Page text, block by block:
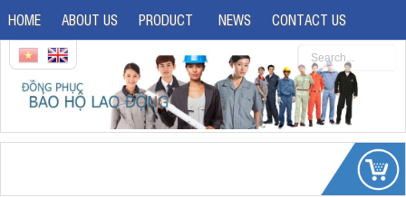
HOME ABOUT US PRODUCT NEWS CONTACT US